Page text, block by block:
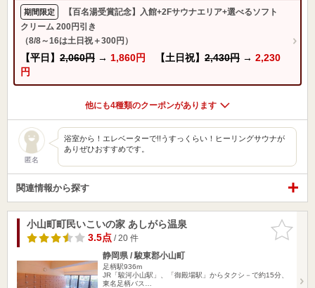
期間限定
【百名湯受賞記念】入館+2Fサウナエリア+選べるソフト
クリーム 200円引き
（8/8～16は土日祝＋300円）
【平日】 2,060円 → 1,860円 【土日祝】 2,430円 → 2,230
円
他にも4種類のクーポンがあります
匿名
浴室から！エレベーターで!!うすっくらい！ヒーリングサウナが
ありぜひおすすめです。
関連情報から探す
お気に入
りに追加
小山町町民いこいの家 あしがら温泉
3.5点/ 20 件
静岡県 / 駿東郡小山町
足柄駅936m
JR「駿河小山駅」、「御殿場駅」からタクシ－で約15分、
東名足柄バス…